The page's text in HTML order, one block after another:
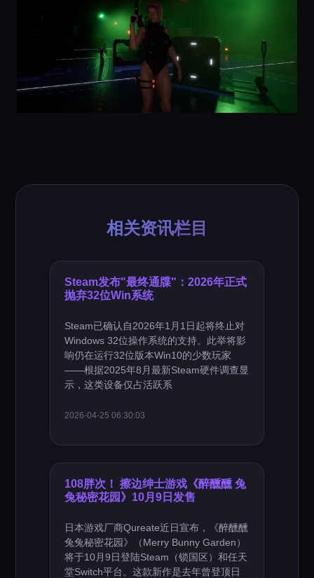
相关资讯栏目
Steam发布"最终通牒"：2026年正式
抛弃32位Win系统
Steam已确认自2026年1月1日起将终止对
Windows 32位操作系统的支持。此举将影
响仍在运行32位版本Win10的少数玩家
——根据2025年8月最新Steam硬件调查显
示，这类设备仅占活跃系
2026-04-25 06:30:03
108胖次！ 擦边绅士游戏《醉醺醺 兔
兔秘密花园》10月9日发售
日本游戏厂商Qureate近日宣布，《醉醺醺
兔兔秘密花园》（Merry Bunny Garden）
将于10月9日登陆Steam（锁国区）和任天
堂Switch平台。这款新作是去年曾登顶日